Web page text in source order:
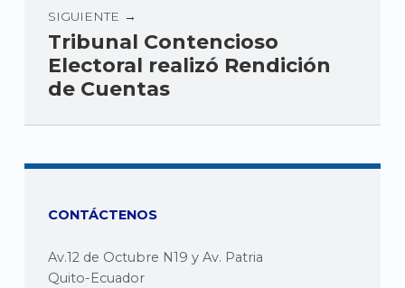
SIGUIENTE
Tribunal Contencioso
Electoral realizó Rendición
de Cuentas
CONTÁCTENOS
Av.12 de Octubre N19 y Av. Patria
Quito-Ecuador